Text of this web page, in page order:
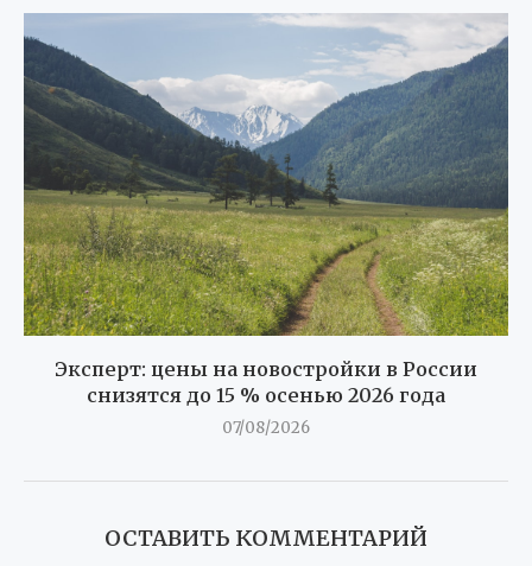
Эксперт: цены на новостройки в России
снизятся до 15 % осенью 2026 года
07/08/2026
ОСТАВИТЬ КОММЕНТАРИЙ